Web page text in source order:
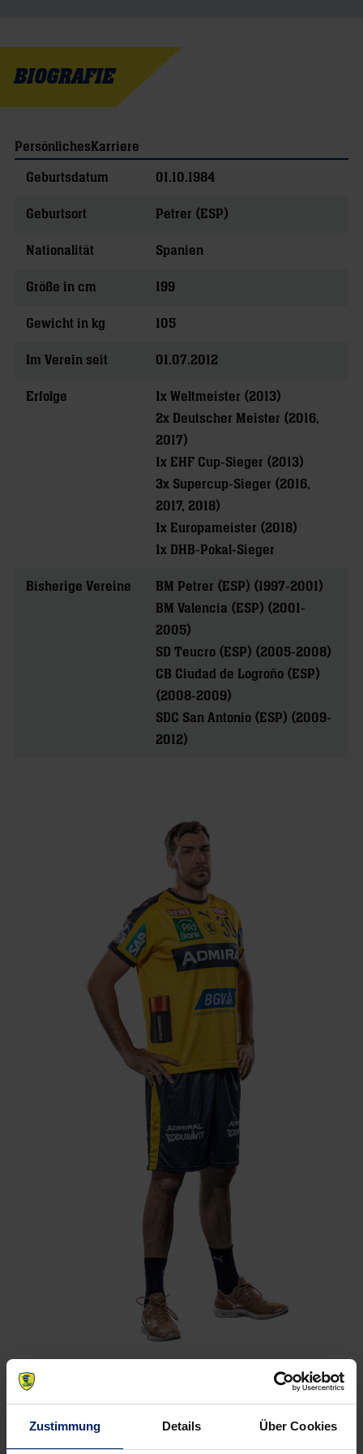
Zustimmung Details Über Cookies
BIOGRAFIE
PersönlichesKarriere
Geburtsdatum 01.10.1984
Geburtsort Petrer (ESP)
Nationalität Spanien
Größe in cm 199
Gewicht in kg 105
Im Verein seit 01.07.2012
Erfolge
1x Weltmeister (2013)
2x Deutscher Meister (2016,
2017)
1x EHF Cup-Sieger (2013)
3x Supercup-Sieger (2016,
2017, 2018)
1x Europameister (2018)
1x DHB-Pokal-Sieger
Bisherige Vereine
BM Petrer (ESP) (1997-2001)
BM Valencia (ESP) (2001-
2005)
SD Teucro (ESP) (2005-2008)
CB Ciudad de Logroño (ESP)
(2008-2009)
SDC San Antonio (ESP) (2009-
2012)
Spielerportrait
Vom ehemaligen Löwen-Geschäftsführer Thorsten Storm